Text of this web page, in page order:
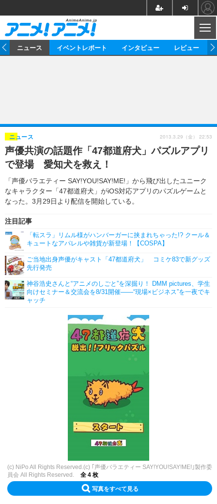
ゲーム グッズ
イベント
海外イベント ビジネス
俳優・タレント アーティスト
ビジネス
アニメ 実写
書評
ゲーム 座談会
動画
アニメ！アニメ！TV ABEMA Cafe
ニュース イベントレポート インタビュー レビュー
声優共演の話題作「47都道府犬」パズルアプリ
で登場 愛知犬を救え！
「声優バラエティー SAY!YOU!SAY!ME!」から飛び出したユニーク
なキャラクター「47都道府犬」がiOS対応アプリのパズルゲームと
なった。3月29日より配信を開始している。
ニュース
注目記事
「転スラ」リムル様がハンバーガーに挟まれちゃった!? クール＆
キュートなアパレルや雑貨が新登場！【COSPA】
ご当地出身声優がキャスト「47都道府犬」 コミケ83で新グッズ
先行発売
神谷浩史さんと“アニメのしごと”を深掘り！ DMM pictures、学生
向けセミナー＆交流会を8/31開催――“現場×ビジネス”を一夜でキ
ャッチ
2013.3.29（金） 22:53
(c) NiPo All Rights Reserved.(c) ｢声優バラエティー SAY!YOU!SAY!ME!｣製作委
員会 All Rights Reserved.
全 4 枚
写真をすべて見る